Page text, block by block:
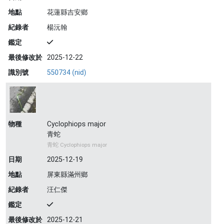
地點
花蓮縣吉安鄉
紀錄者
楊沅翰
鑑定
最後修改於 2025-12-22
識別號
550734 (nid)
物種
Cyclophiops major
青蛇
青蛇 Cyclophiops major
日期
2025-12-19
地點
屏東縣滿州鄉
紀錄者
汪仁傑
鑑定
最後修改於 2025-12-21